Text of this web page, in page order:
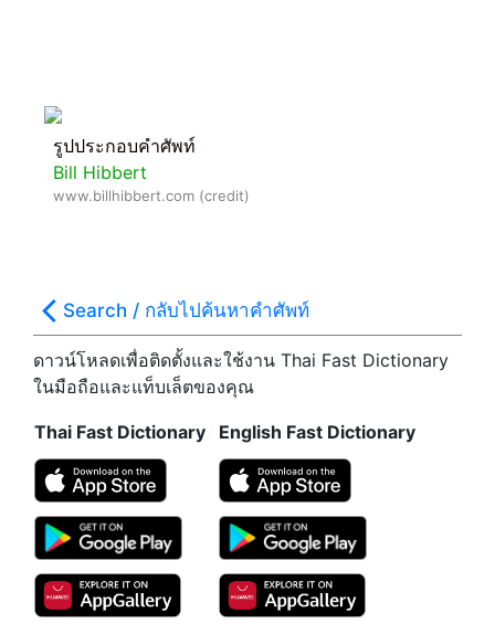
รูปประกอบคำศัพท์
Bill Hibbert
www.billhibbert.com (credit)
Search / กลับไปค้นหาคำศัพท์
ดาวน์โหลดเพื่อติดตั้งและใช้งาน Thai Fast Dictionary
ในมือถือและแท็บเล็ตของคุณ
Thai Fast Dictionary English Fast Dictionary